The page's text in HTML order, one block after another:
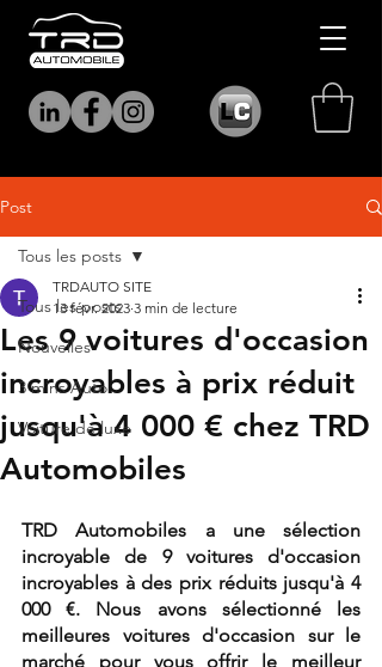
Post
Tous les posts
Nouvelles
3 mins Auto
Voiture de luxe
Tous les posts
Les 9 voitures d'occasion
incroyables à prix réduit
jusqu'à 4 000 € chez TRD
Automobiles
TRDAUTO SITE
13 févr. 2023 3 min de lecture
TRD Automobiles a une sélection
incroyable de 9 voitures d'occasion
incroyables à des prix réduits jusqu'à 4
000 €. Nous avons sélectionné les
meilleures voitures d'occasion sur le
marché pour vous offrir le meilleur